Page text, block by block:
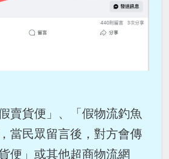
賣貨便」、「假物流釣魚
當民眾留言後，對方會傳
便」或其他超商物流網